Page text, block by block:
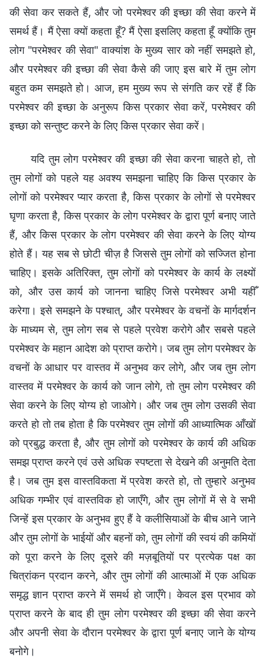
की सेवा कर सकते हैं, और जो परमेश्वर की इच्छा की सेवा करने में
समर्थ हैं। मैं ऐसा क्यों कहता हूँ? मैं ऐसा इसलिए कहता हूँ क्योंकि तुम
लोग "परमेश्वर की सेवा" वाक्यांश के मुख्य सार को नहीं समझते हो,
और परमेश्वर की इच्छा की सेवा कैसे की जाए इस बारे में तुम लोग
बहुत कम समझते हो। आज, हम मुख्य रूप से संगति कर रहें हैं कि
परमेश्वर की इच्छा के अनुरूप किस प्रकार सेवा करें, परमेश्वर की
इच्छा को सन्तुष्ट करने के लिए किस प्रकार सेवा करें।
यदि तुम लोग परमेश्वर की इच्छा की सेवा करना चाहते हो, तो
तुम लोगों को पहले यह अवश्य समझना चाहिए कि किस प्रकार के
लोगों को परमेश्वर प्यार करता है, किस प्रकार के लोगों से परमेश्वर
घृणा करता है, किस प्रकार के लोग परमेश्वर के द्वारा पूर्ण बनाए जाते
हैं, और किस प्रकार के लोग परमेश्वर की सेवा करने के लिए योग्य
होते हैं। यह सब से छोटी चीज़ है जिससे तुम लोगों को सज्जित होना
चाहिए। इसके अतिरिक्त, तुम लोगों को परमेश्वर के कार्य के लक्ष्यों
को, और उस कार्य को जानना चाहिए जिसे परमेश्वर अभी यहीँ
करेगा। इसे समझने के पश्चात्, और परमेश्वर के वचनों के मार्गदर्शन
के माध्यम से, तुम लोग सब से पहले प्रवेश करोगे और सबसे पहले
परमेश्वर के महान आदेश को प्राप्त करोगे। जब तुम लोग परमेश्वर के
वचनों के आधार पर वास्तव में अनुभव कर लोगे, और जब तुम लोग
वास्तव में परमेश्वर के कार्य को जान लोगे, तो तुम लोग परमेश्वर की
सेवा करने के लिए योग्य हो जाओगे। और जब तुम लोग उसकी सेवा
करते हो तो तब होता है कि परमेश्वर तुम लोगों की आध्यात्मिक आँखों
को प्रबुद्ध करता है, और तुम लोगों को परमेश्वर के कार्य की अधिक
समझ प्राप्त करने एवं उसे अधिक स्पष्टता से देखने की अनुमति देता
है। जब तुम इस वास्तविकता में प्रवेश करते हो, तो तुम्हारे अनुभव
अधिक गम्भीर एवं वास्तविक हो जाएँगे, और तुम लोगों में से वे सभी
जिन्हें इस प्रकार के अनुभव हुए हैं वे कलीसियाओं के बीच आने जाने
और तुम लोगों के भाईयों और बहनों को, तुम लोगों की स्वयं की कमियों
को पूरा करने के लिए दूसरे की मज़बूतियों पर प्रत्येक पक्ष का
चित्रांकन प्रदान करने, और तुम लोगों की आत्माओं में एक अधिक
समृद्ध ज्ञान प्राप्त करने में समर्थ हो जाएँगे। केवल इस प्रभाव को
प्राप्त करने के बाद ही तुम लोग परमेश्वर की इच्छा की सेवा करने
और अपनी सेवा के दौरान परमेश्वर के द्वारा पूर्ण बनाए जाने के योग्य
बनोगे।